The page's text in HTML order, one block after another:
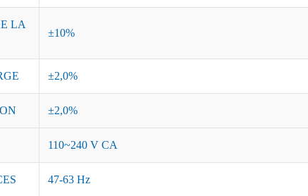
LA
±10%
±2,0%
±2,0%
110~240 V CA
47-63 Hz